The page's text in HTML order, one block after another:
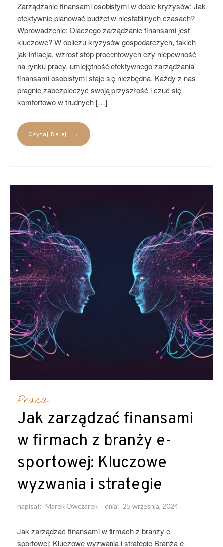
Zarządzanie finansami osobistymi w dobie kryzysów: Jak
efektywnie planować budżet w niestabilnych czasach?
Wprowadzenie: Dlaczego zarządzanie finansami jest
kluczowe? W obliczu kryzysów gospodarczych, takich
jak inflacja, wzrost stóp procentowych czy niepewność
na rynku pracy, umiejętność efektywnego zarządzania
finansami osobistymi staje się niezbędna. Każdy z nas
pragnie zabezpieczyć swoją przyszłość i czuć się
komfortowo w trudnych […]
Czytaj Dalej →
Praca
Jak zarządzać finansami
w firmach z branży e-
sportowej: Kluczowe
wyzwania i strategie
napisał: Marek Owczarek dnia: 25 września, 2024
Jak zarządzać finansami w firmach z branży e-
sportowej: Kluczowe wyzwania i strategie Branża e-